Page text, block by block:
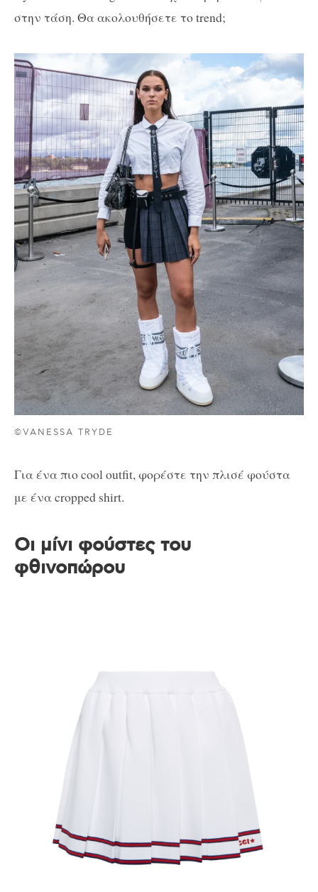
στην τάση. Θα ακολουθήσετε το trend;
©VANESSA TRYDE
Για ένα πιο cool outfit, φορέστε την πλισέ φούστα
με ένα cropped shirt.
Οι μίνι φούστες του
φθινοπώρου